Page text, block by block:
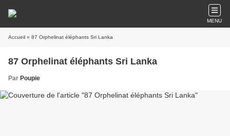
MENU
Accueil » 87 Orphelinat éléphants Sri Lanka
87 Orphelinat éléphants Sri Lanka
Par Poupie